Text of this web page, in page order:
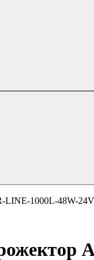
1000L-48W-